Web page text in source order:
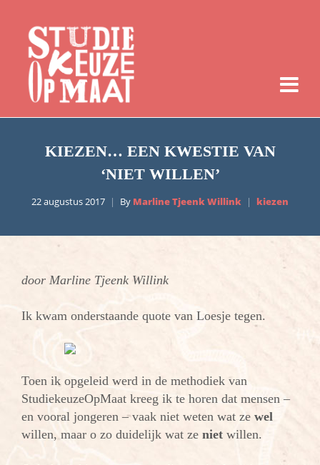
KIEZEN… EEN KWESTIE VAN
‘NIET WILLEN’
22 augustus 2017 By Marline Tjeenk Willink kiezen
door Marline Tjeenk Willink
Ik kwam onderstaande quote van Loesje tegen.
Toen ik opgeleid werd in de methodiek van
StudiekeuzeOpMaat kreeg ik te horen dat mensen –
en vooral jongeren – vaak niet weten wat ze wel
willen, maar o zo duidelijk wat ze niet willen.